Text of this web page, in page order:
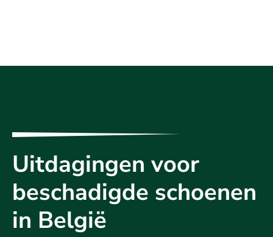
Uitdagingen voor
beschadigde schoenen
in België